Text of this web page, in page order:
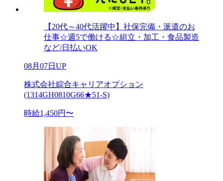
【20代～40代活躍中】社保完備・派遣のお
仕事☆週5で働ける☆組立・加工・食品製造
など/日払いOK
08月07日UP
株式会社綜合キャリアオプション
(1314GH0810G66★51-S)
時給1,450円〜